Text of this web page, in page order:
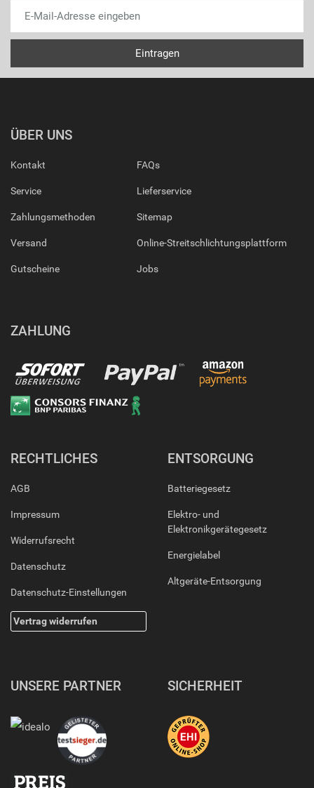
ÜBER UNS
Kontakt
Service
Zahlungsmethoden
Versand
Gutscheine
FAQs
Lieferservice
Sitemap
Online-Streitschlichtungsplattform
Jobs
ZAHLUNG
RECHTLICHES
AGB
Impressum
Widerrufsrecht
Datenschutz
Datenschutz-Einstellungen
Vertrag widerrufen
ENTSORGUNG
Batteriegesetz
Elektro- und
Elektronikgerätegesetz
Energielabel
Altgeräte-Entsorgung
UNSERE PARTNER SICHERHEIT